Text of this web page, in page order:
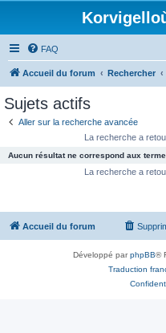
FAQ
Accueil du forum Rechercher
Sujets actifs
Aller sur la recherche avancée
La recherche a
Aucun résultat ne correspond aux
La recherche a
Accueil du forum
Développé parphpBB®
Traduction